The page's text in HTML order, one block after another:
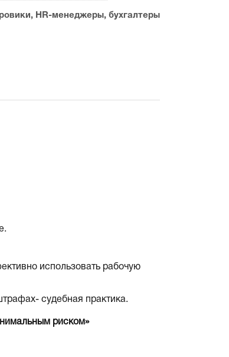
HR-менеджеры, бухгалтеры
использовать рабочую
судебная практика.
риском»